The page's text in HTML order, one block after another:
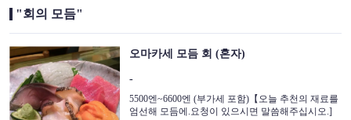
"회의 모듬"
오마카세 모듬 회 (혼자)
-
5500엔~6600엔 (부가세 포함)【오늘 추천의 재료를
엄선해 모듬에.요청이 있으시면 말씀해주십시오.]